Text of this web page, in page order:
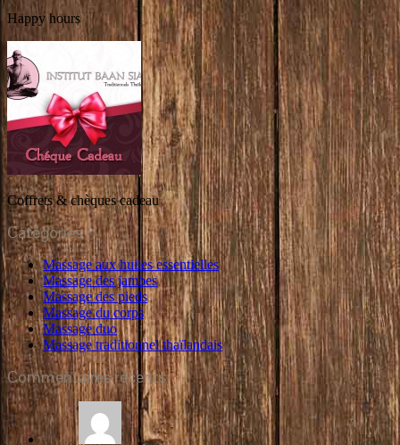
Happy hours
Coffrets & chèques cadeau
Catégories
Massage aux huiles essentielles
Massage des jambes
Massage des pieds
Massage du corps
Massage duo
Massage traditionnel thaïlandais
Commentaires récents